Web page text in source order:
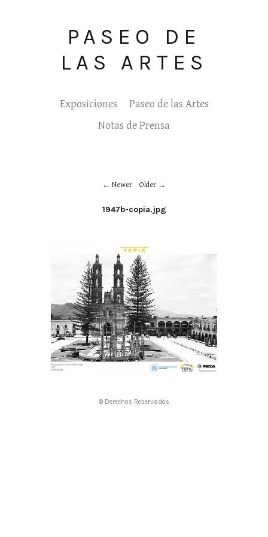
PASEO DE
LAS ARTES
Exposiciones
Paseo de las Artes
Notas de Prensa
Newer Older
1947b-copia.jpg
© Derechos Reservados